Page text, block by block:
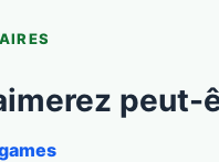
peut-